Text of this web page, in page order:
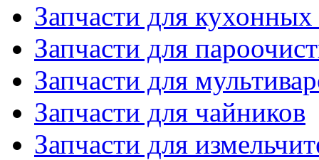
Запчасти для
Запчасти для
Запчасти для
Запчасти для чайников
Запчасти для